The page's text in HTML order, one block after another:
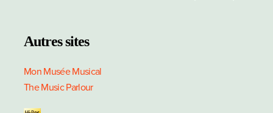
Autres sites
Mon Musée Musical
The Music Parlour